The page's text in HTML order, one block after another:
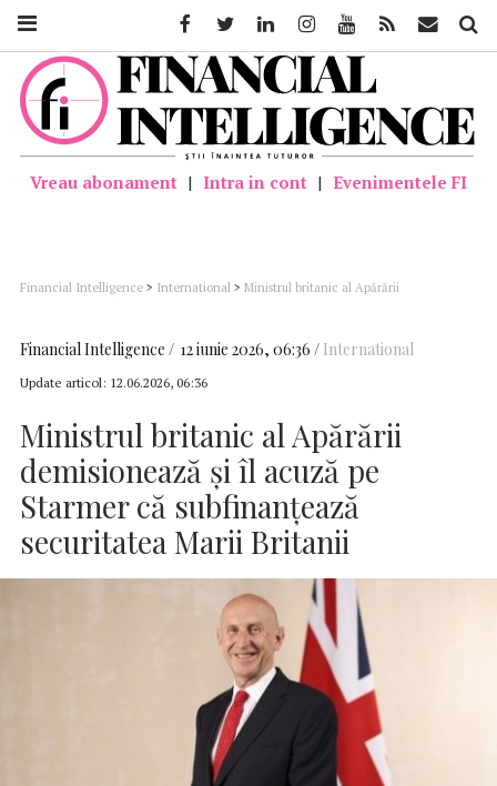
Vreau abonament | Intra in cont | Evenimentele FI
Financial Intelligence > International > Ministrul britanic al Apărării
Financial Intelligence 12 iunie 2026, 06:36 International
Update articol: 12.06.2026, 06:36
Ministrul britanic al Apărării
demisionează și îl acuză pe
Starmer că subfinanțează
securitatea Marii Britanii
FacebookTwitter LinkedinInstagramYoutube Feed Mail